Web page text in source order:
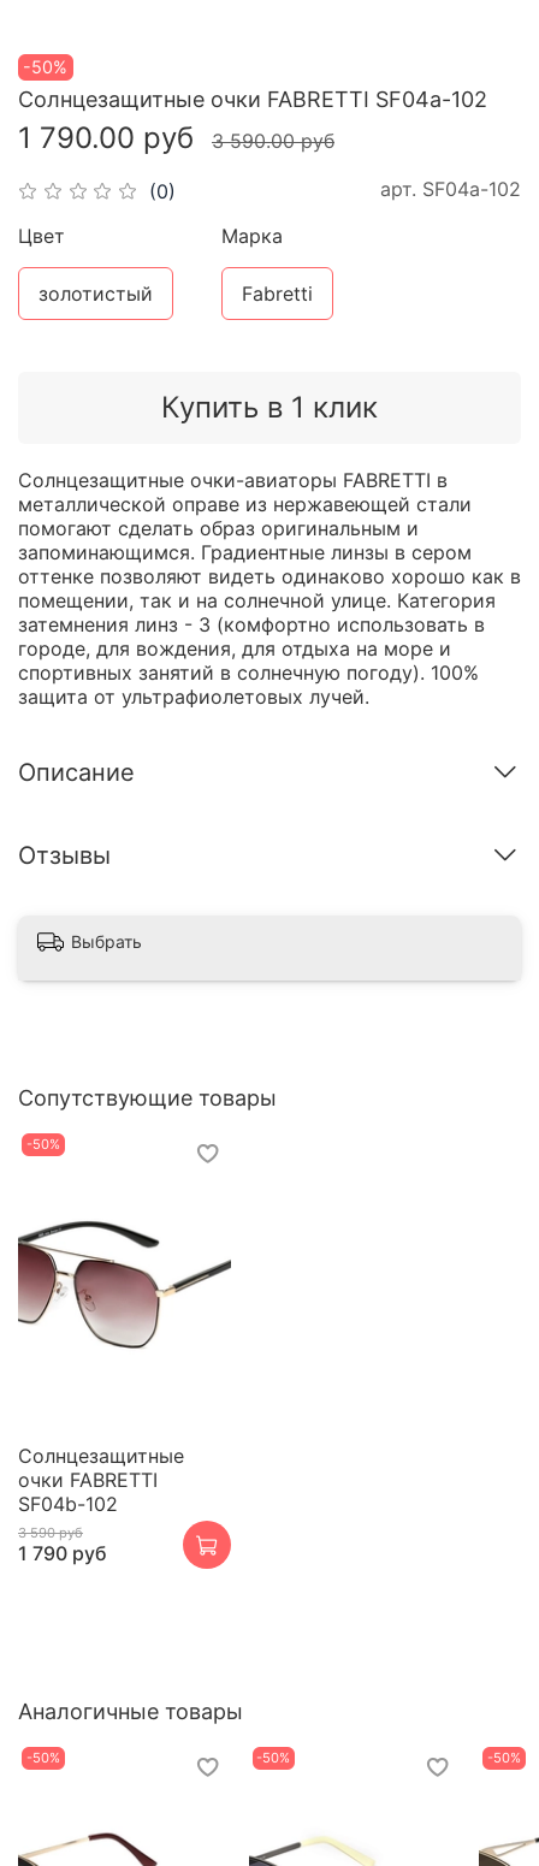
-50%
(0) арт. SF04a-102
Cолнцезащитные очки FABRETTI SF04a-102
1 790.00 руб 3 590.00 руб
Купить в 1 клик
Цвет
золотистый
Марка
Fabretti
Солнцезащитные очки-авиаторы FABRETTI в
металлической оправе из нержавеющей стали
помогают сделать образ оригинальным и
запоминающимся. Градиентные линзы в сером
оттенке позволяют видеть одинаково хорошо как в
помещении, так и на солнечной улице. Категория
затемнения линз - 3 (комфортно использовать в
городе, для вождения, для отдыха на море и
спортивных занятий в солнечную погоду). 100%
защита от ультрафиолетовых лучей.
Описание
Отзывы
Выбрать
Сопутствующие товары
-50%
Cолнцезащитные
очки FABRETTI
SF04b-102
3 590 руб
1 790 руб
Аналогичные товары
-50% -50% -50%